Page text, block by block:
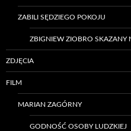
ZABILI SĘDZIEGO POKOJU
ZBIGNIEW ZIOBRO SKAZANY
ZDJĘCIA
FILM
MARIAN ZAGÓRNY
GODNOŚĆ OSOBY LUDZKIEJ